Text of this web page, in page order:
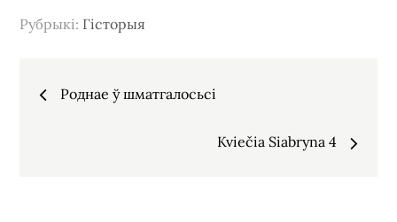
Рубрыкi: Гісторыя
Навігацыя
Роднае ў шматгалосьсі
Kviečia Siabryna 4